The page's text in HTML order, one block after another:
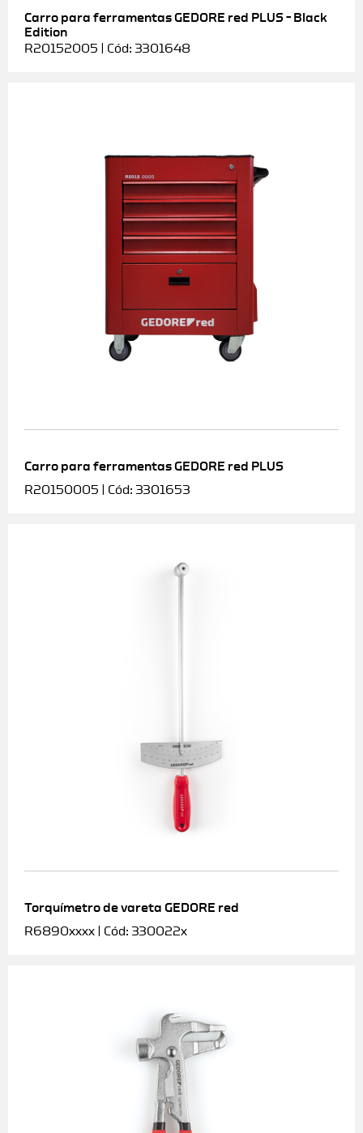
Carro para ferramentas GEDORE red PLUS – Black
Edition
R20152005 | Cód: 3301648
Carro para ferramentas GEDORE red PLUS
R20150005 | Cód: 3301653
Torquímetro de vareta GEDORE red
R6890xxxx | Cód: 330022x